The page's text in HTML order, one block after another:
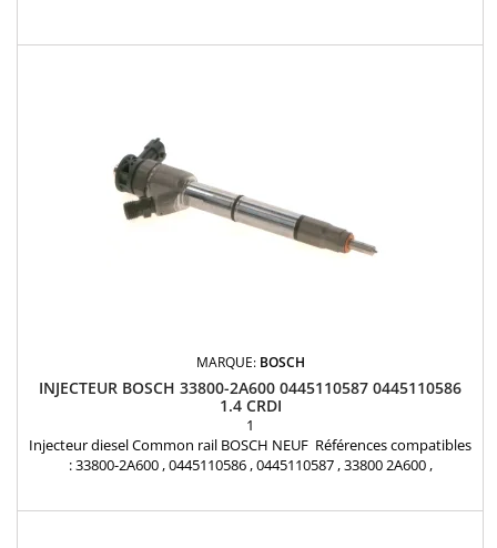
Dés réception de votre colis, Vos injecteurs...
MARQUE: BOSCH
INJECTEUR BOSCH 33800-2A600 0445110587 0445110586
1.4 CRDI
1
Injecteur diesel Common rail BOSCH NEUF Références compatibles
: 33800-2A600 , 0445110586 , 0445110587 , 33800 2A600 ,